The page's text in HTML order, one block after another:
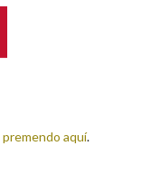
premendo aquí.